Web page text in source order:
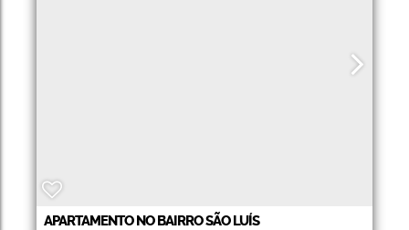
APARTAMENTO NO BAIRRO SÃO LUÍS